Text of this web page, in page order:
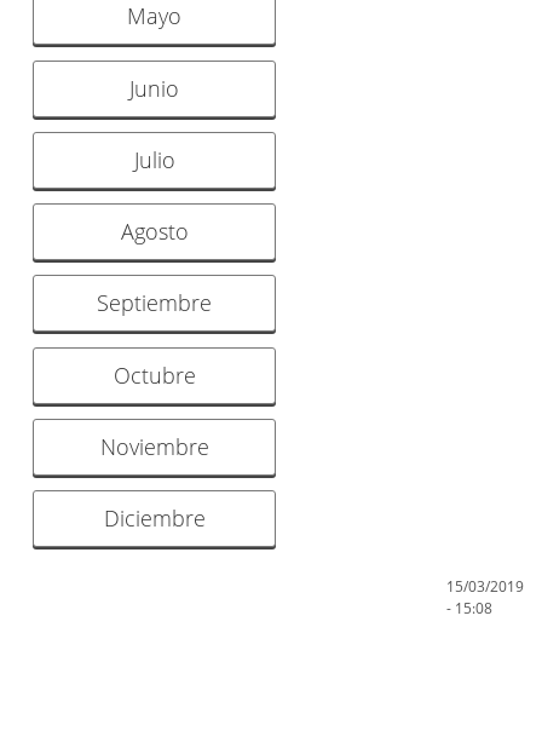
Mayo
Junio
Julio
Agosto
Septiembre
Octubre
Noviembre
Diciembre
15/03/2019
- 15:08